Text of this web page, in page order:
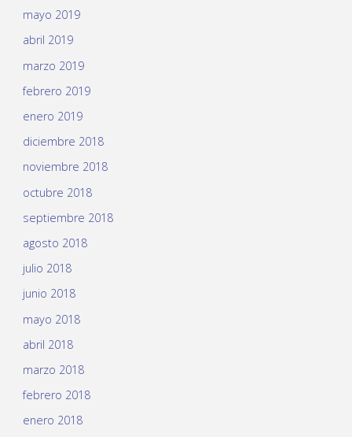
mayo 2019
abril 2019
marzo 2019
febrero 2019
enero 2019
diciembre 2018
noviembre 2018
octubre 2018
septiembre 2018
agosto 2018
julio 2018
junio 2018
mayo 2018
abril 2018
marzo 2018
febrero 2018
enero 2018